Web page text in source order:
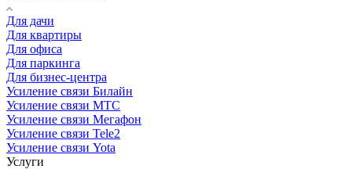
Для дачи
Для квартиры
Для офиса
Для паркинга
Для бизнес-центра
Усиление связи Билайн
Усиление связи МТС
Усиление связи Мегафон
Усиление связи Tele2
Усиление связи Yota
Услуги